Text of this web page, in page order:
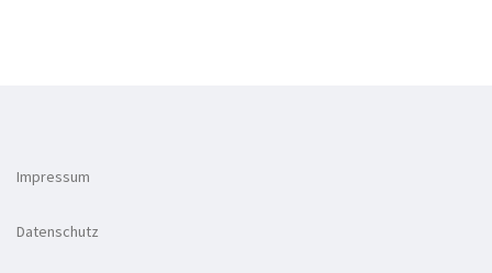
Impressum
Datenschutz